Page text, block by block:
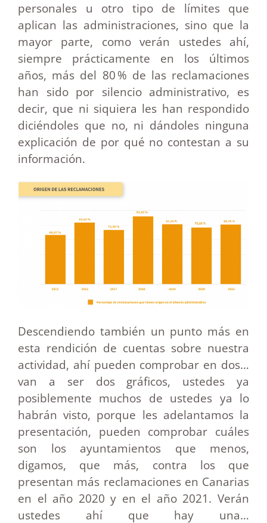
personales u otro tipo de límites que
aplican las administraciones, sino que la
mayor parte, como verán ustedes ahí,
siempre prácticamente en los últimos
años, más del 80 % de las reclamaciones
han sido por silencio administrativo, es
decir, que ni siquiera les han respondido
diciéndoles que no, ni dándoles ninguna
explicación de por qué no contestan a su
información.
Descendiendo también un punto más en
esta rendición de cuentas sobre nuestra
actividad, ahí pueden comprobar en dos…
van a ser dos gráficos, ustedes ya
posiblemente muchos de ustedes ya lo
habrán visto, porque les adelantamos la
presentación, pueden comprobar cuáles
son los ayuntamientos que menos,
digamos, que más, contra los que
presentan más reclamaciones en Canarias
en el año 2020 y en el año 2021. Verán
ustedes ahí que hay una…